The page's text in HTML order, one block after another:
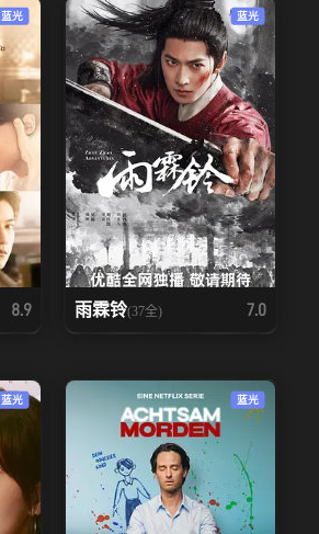
蓝光
8.9
蓝光
雨霖铃(37全) 7.0
蓝光 蓝光